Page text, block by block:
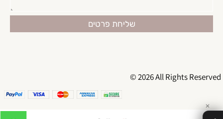
© 2026 All Rights Reserved
✕